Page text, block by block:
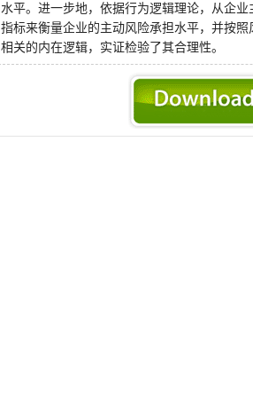
水平。进一步地，依据行为逻辑理论，从企
指标来衡量企业的主动风险承担水平，并按
相关的内在逻辑，实证检验了其合理性。